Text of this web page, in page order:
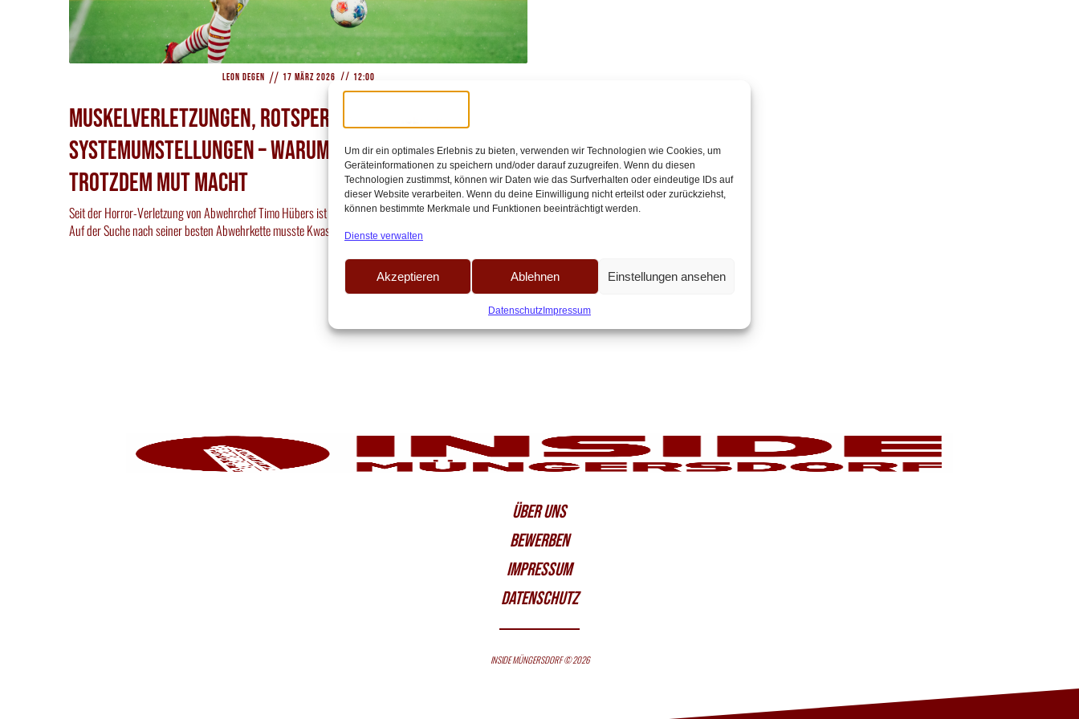
Um dir ein optimales Erlebnis zu bieten, verwenden wir Technologien wie Cookies, um
Geräteinformationen zu speichern und/oder darauf zuzugreifen. Wenn du diesen
Technologien zustimmst, können wir Daten wie das Surfverhalten oder eindeutige IDs auf
dieser Website verarbeiten. Wenn du deine Einwilligung nicht erteilst oder zurückziehst,
können bestimmte Merkmale und Funktionen beeinträchtigt werden.
Dienste verwalten
Akzeptieren Ablehnen Einstellungen ansehen
DatenschutzImpressum
Leon Degen // 17 März 2026 // 12:00
Muskelverletzungen, Rotsperren und
Systemumstellungen – Warum die FC-Defensive
trotzdem Mut macht
Seit der Horror-Verletzung von Abwehrchef Timo Hübers ist die Defensive beim FC eine Dauerbaustelle.
Auf der Suche nach seiner besten Abwehrkette musste Kwasniok immer wieder[…]
ÜBER UNS
BEWERBEN
IMPRESSUM
DATENSCHUTZ
INSIDE MÜNGERSDORF © 2026